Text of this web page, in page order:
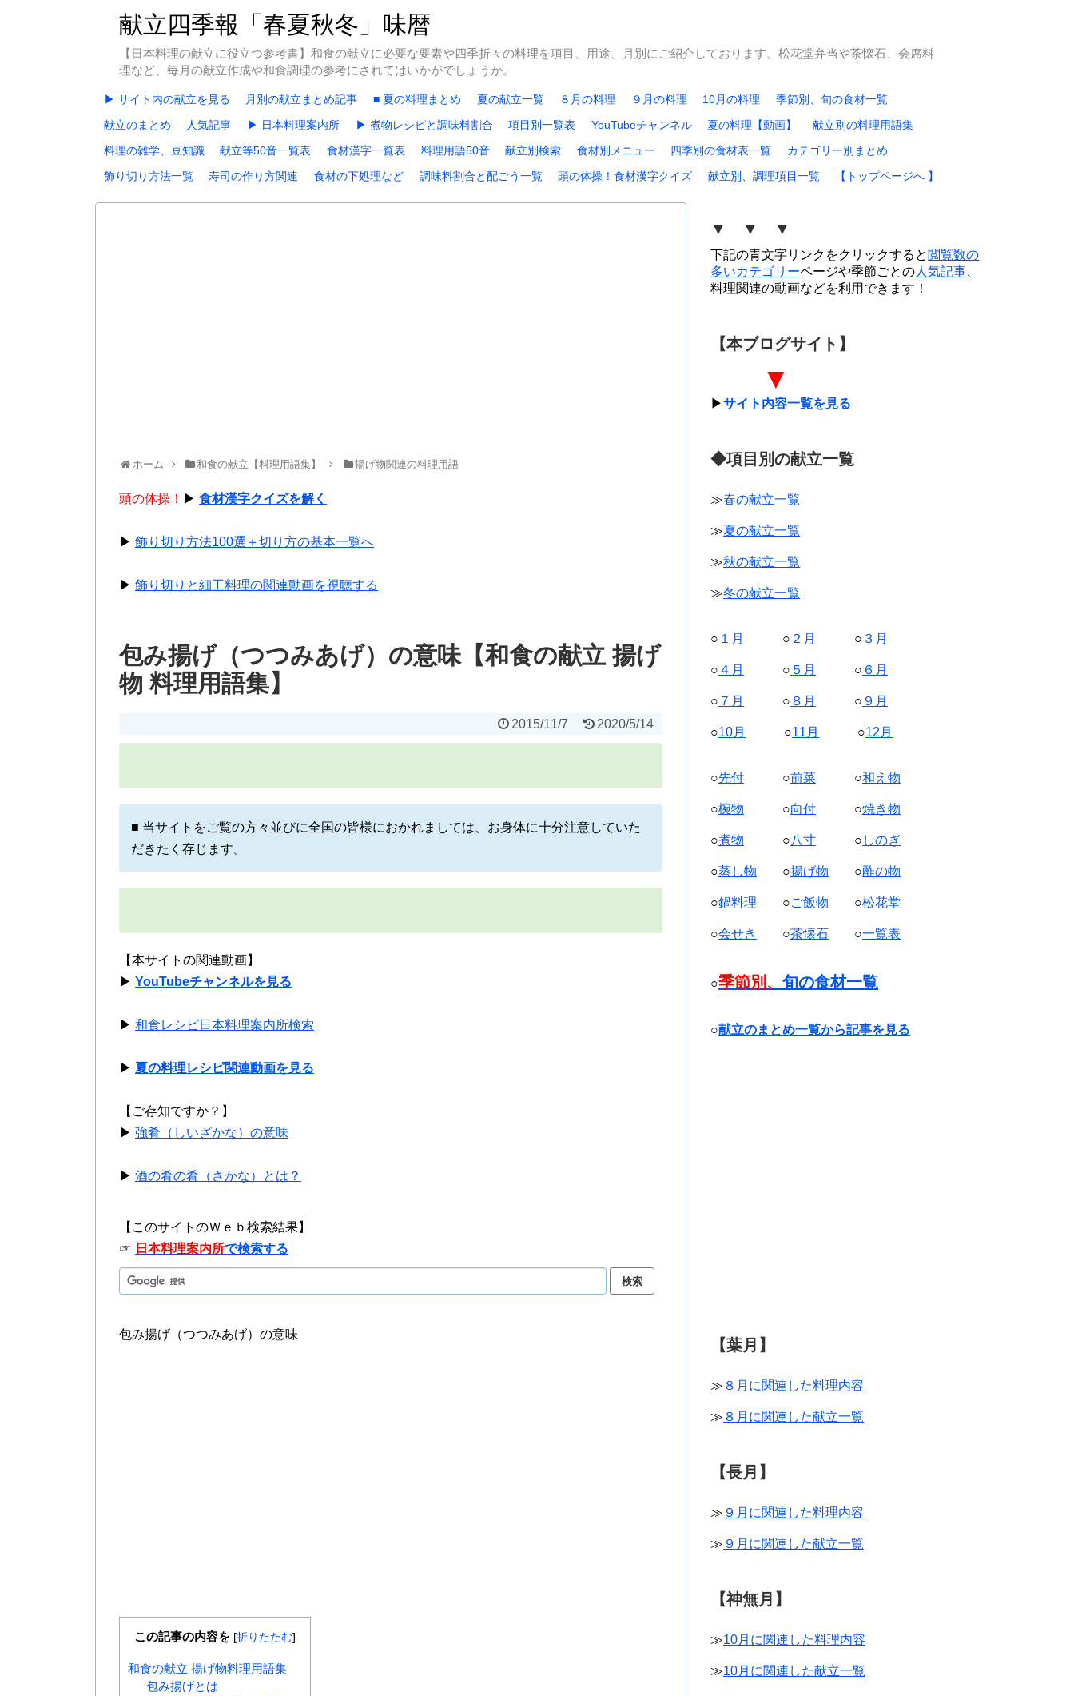
献立四季報「春夏秋冬」味暦
【日本料理の献立に役立つ参考書】和食の献立に必要な要素や四季折々の料理を項目、用途、月別にご紹介しております。松花堂弁当や茶懐石、会席料
理など、毎月の献立作成や和食調理の参考にされてはいかがでしょうか。
▶ サイト内の献立を見る 月別の献立まとめ記事 ■ 夏の料理まとめ 夏の献立一覧 ８月の料理 ９月の料理 10月の料理
季節別、旬の食材一覧
献立のまとめ
人気記事 ▶ 日本料理案内所 ▶ 煮物レシピと調味料割合 項目別一覧表 YouTubeチャンネル 夏の料理【動画】
献立別の料理用語集
料理の雑学、豆知識
献立等50音一覧表 食材漢字一覧表 料理用語50音 献立別検索 食材別メニュー 四季別の食材表一覧
カテゴリー別まとめ
飾り切り方法一覧
寿司の作り方関連 食材の下処理など 調味料割合と配ごう一覧 頭の体操！食材漢字クイズ 献立別、調理項目一覧 【トップページへ 】
ホーム 和食の献立【料理用語集】 揚げ物関連の料理用語
頭の体操！ ▶ 食材漢字クイズを解く
▶ 飾り切り方法100選＋切り方の基本一覧へ
▶ 飾り切りと細工料理の関連動画を視聴する
包み揚げ（つつみあげ）の意味【和食の献立 揚げ
物 料理用語集】
2015/11/7 2020/5/14
■ 当サイトをご覧の方々並びに全国の皆様におかれましては、お身体に十分注意していた
だきたく存じます。
【本サイトの関連動画】
▶ YouTubeチャンネルを見る
▶ 和食レシピ日本料理案内所検索
▶ 夏の料理レシピ関連動画を見る
【ご存知ですか？】
▶ 強肴（しいざかな）の意味
▶ 酒の肴の肴（さかな）とは？
【このサイトのＷｅｂ検索結果】
☞ 日本料理案内所で検索する
包み揚げ（つつみあげ）の意味
この記事の内容を [折りたたむ]
和食の献立 揚げ物料理用語集
包み揚げとは
▼ ▼ ▼
下記の青文字リンクをクリックすると 閲覧数の
多いカテゴリーページや季節ごとの人気記事
料理関連の動画などを利用できます！
【本ブログサイト】
▼
▶サイト内容一覧を見る
◆項目別の献立一覧
≫春の献立一覧
≫夏の献立一覧
≫秋の献立一覧
≫冬の献立一覧
○ １月 ○ ２月 ○ ３月
○ ４月 ○ ５月 ○ ６月
○ ７月 ○ ８月 ○ ９月
○10月 ○11月 ○12月
○先付 ○前菜 ○和え物
○椀物 ○向付 ○焼き物
○煮物 ○八寸 ○ しのぎ
○蒸し物 ○揚げ物 ○酢の物
○鍋料理 ○ご飯物 ○松花堂
○会せき ○茶懐石 ○一覧表
○季節別、 旬の食材一覧
○献立のまとめ一覧から記事を見る
【葉月】
≫ ８月に関連した料理内容
≫ ８月に関連した献立一覧
【長月】
≫ ９月に関連した料理内容
≫ ９月に関連した献立一覧
【神無月】
≫10月に関連した料理内容
≫10月に関連した献立一覧